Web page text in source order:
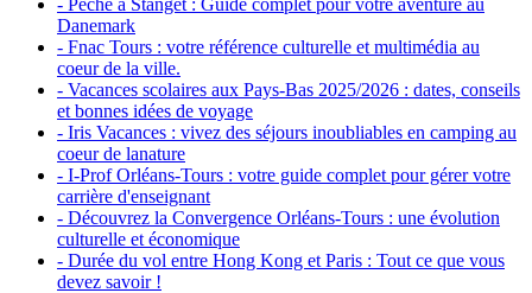
Danemark
- Fnac Tours : votre référence culturelle et multimédia au
coeur de la ville.
- Vacances scolaires aux Pays-Bas 2025/2026 : dates, conseils
et bonnes idées de voyage
- Iris Vacances : vivez des séjours inoubliables en camping au
coeur de lanature
- I-Prof Orléans-Tours : votre guide complet pour gérer votre
carrière d'enseignant
- Découvrez la Convergence Orléans-Tours : une évolution
culturelle et économique
- Durée du vol entre Hong Kong et Paris : Tout ce que vous
devez savoir !